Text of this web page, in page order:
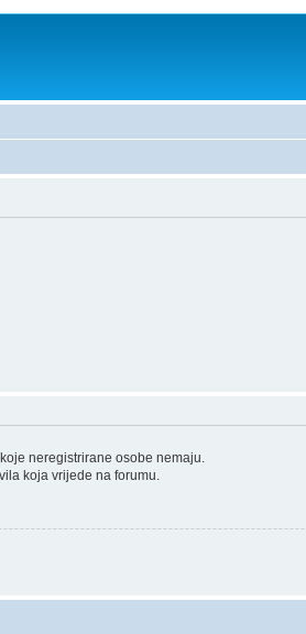
neregistrirane osobe nemaju.
koja vrijede na forumu.